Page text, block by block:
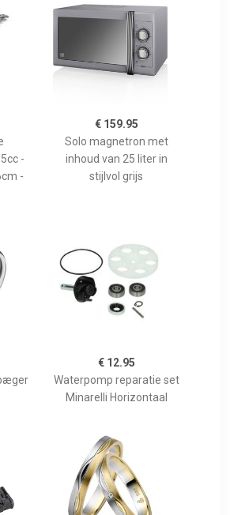
-
-
€ 159.95
Solo magnetron met
inhoud van 25 liter in
stijlvol grijs
€ 12.95
Waterpomp reparatie set
Minarelli Horizontaal